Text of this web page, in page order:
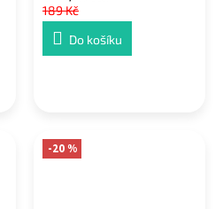
189 Kč
Do košíku
-20 %